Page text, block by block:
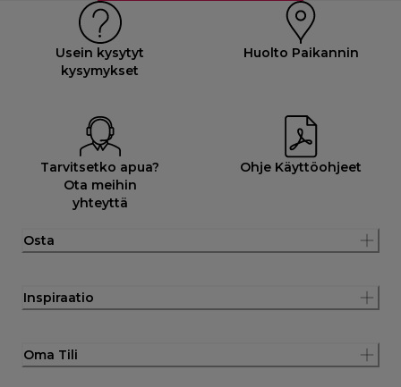
Usein kysytyt
kysymykset
Huolto Paikannin
Tarvitsetko apua?
Ota meihin
yhteyttä
Ohje Käyttöohjeet
Osta
Inspiraatio
Oma Tili